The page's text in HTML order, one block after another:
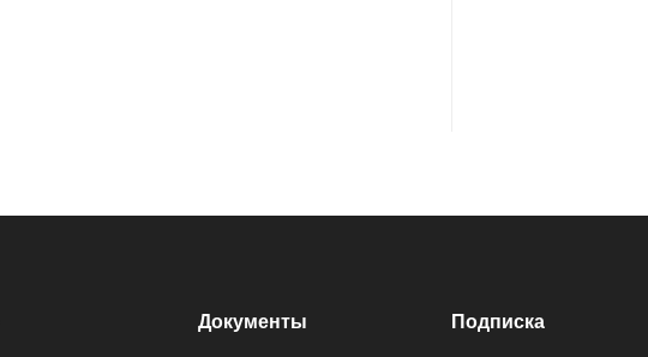
Документы Подписка